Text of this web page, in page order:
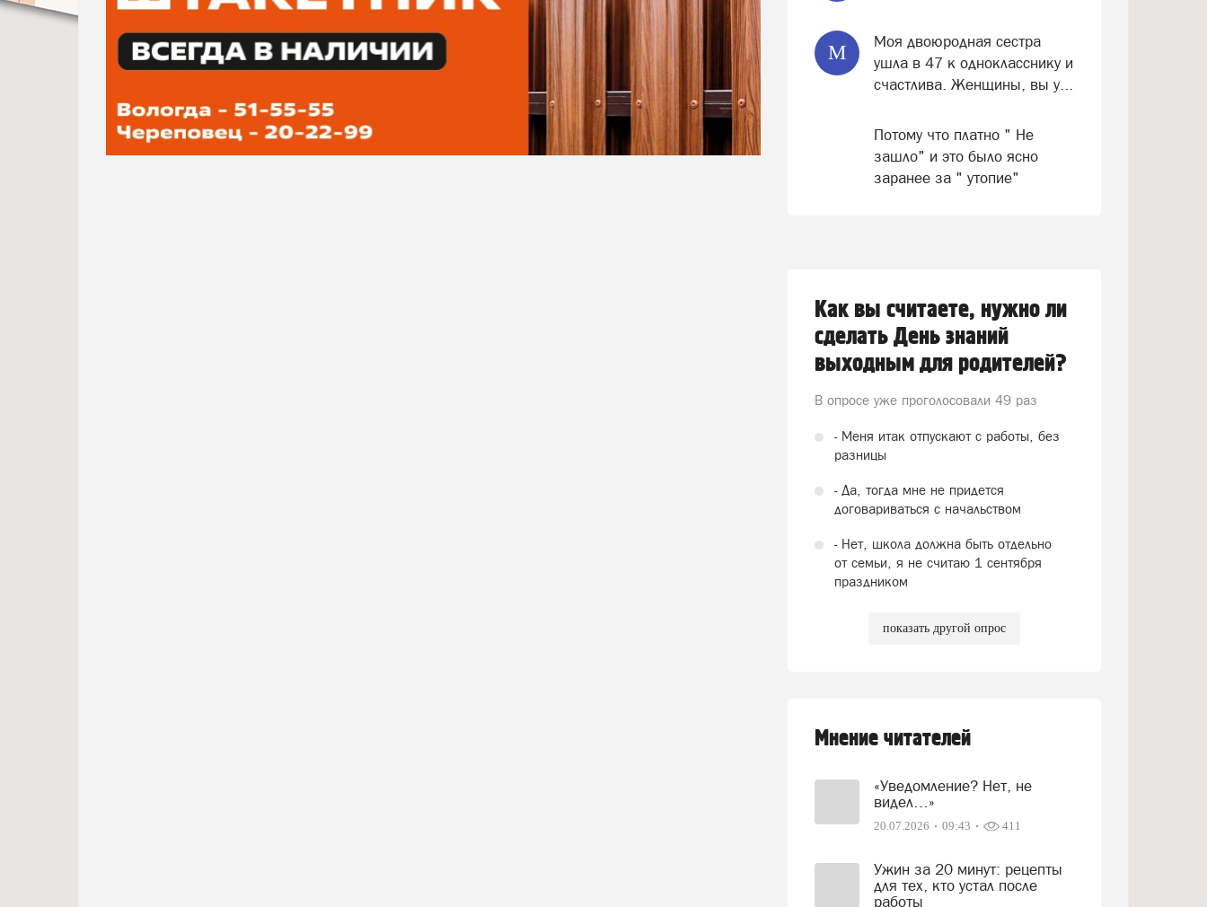
М
Моя двоюродная сестра
ушла в 47 к однокласснику и
счастлива. Женщины, вы у...
Потому что платно " Не
зашло" и это было ясно
заранее за " утопие"
Как вы считаете, нужно ли
сделать День знаний
выходным для родителей?
В опросе уже проголосовали 49 раз
- Меня итак отпускают с работы, без
разницы
- Да, тогда мне не придется
договариваться с начальством
- Нет, школа должна быть отдельно
от семьи, я не считаю 1 сентября
праздником
показать другой опрос
Мнение читателей
«Уведомление? Нет, не
видел…»
20.07.2026 09:43 411
Ужин за 20 минут: рецепты
для тех, кто устал после
работы